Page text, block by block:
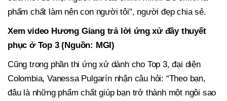
phẩm chất làm nên con người tôi", người đẹp chia sẻ.
Xem video Hương Giang trả lời ứng xử đầy thuyết
phục ở Top 3 (Nguồn: MGI)
Cũng trong phần thi ứng xử dành cho Top 3, đại diện
Colombia, Vanessa Pulgarín nhận câu hỏi: “Theo bạn,
đâu là những phẩm chất giúp bạn trở thành một ngôi sao